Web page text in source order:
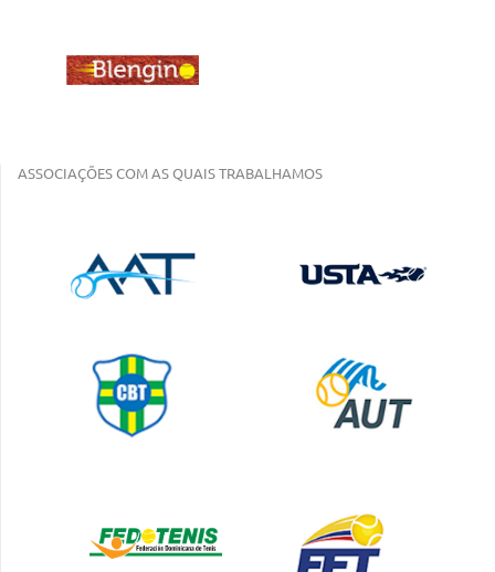
ASSOCIAÇÕES COM AS QUAIS TRABALHAMOS